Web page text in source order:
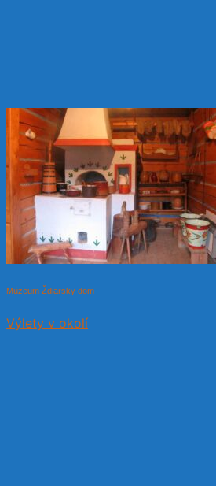
Múzeum Ždiarsky dom
Výlety v okolí